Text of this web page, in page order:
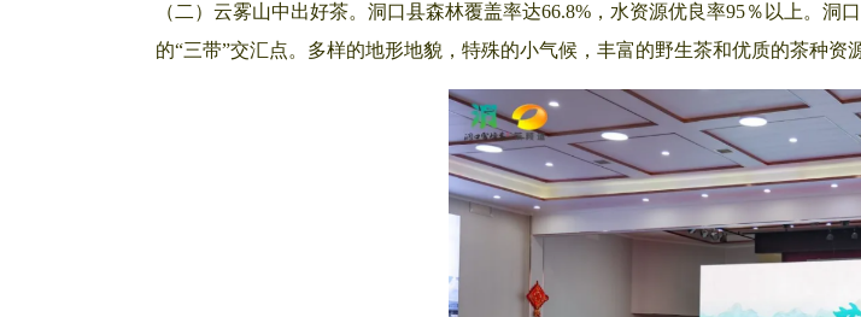
（二）云雾山中出好茶。洞口县森林覆盖率达66.8%，水资源优良率95％以上。
的“三带”交汇点。多样的地形地貌，特殊的小气候，丰富的野生茶和优质的茶种资